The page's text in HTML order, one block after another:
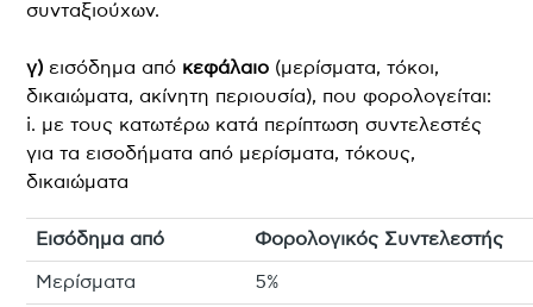
συνταξιούχων.
γ) εισόδημα από κεφάλαιο (μερίσματα, τόκοι,
δικαιώματα, ακίνητη περιουσία), που φορολογείται:
i. με τους κατωτέρω κατά περίπτωση συντελεστές
για τα εισοδήματα από μερίσματα, τόκους,
δικαιώματα
Εισόδημα από Φορολογικός Συντελεστής
Μερίσματα 5%